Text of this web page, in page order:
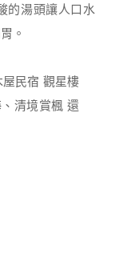
的湯頭讓人口水
。